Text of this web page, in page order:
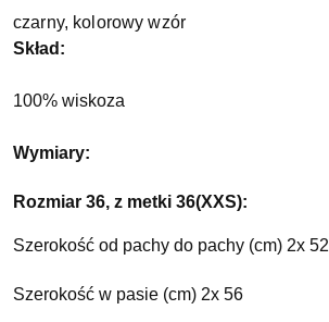
czarny, kolorowy wzór
Skład:
100% wiskoza
Wymiary:
Rozmiar 36, z metki 36(XXS):
Szerokość od pachy do pachy (cm) 2x 52
Szerokość w pasie (cm) 2x 56